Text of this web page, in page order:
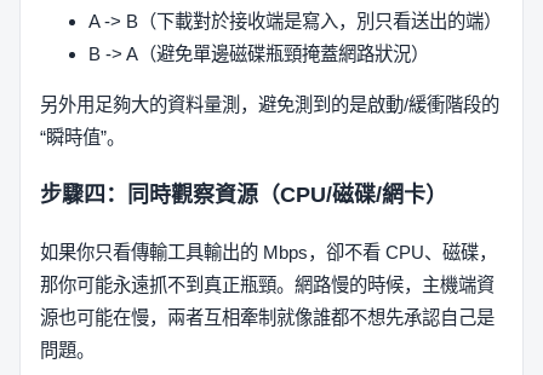
A -> B（下載對於接收端是寫入，別只看送出的端）
B -> A（避免單邊磁碟瓶頸掩蓋網路狀況）
另外用足夠大的資料量測，避免測到的是啟動/緩衝階段的
“瞬時值”。
步驟四：同時觀察資源（CPU/磁碟/網卡）
如果你只看傳輸工具輸出的 Mbps，卻不看 CPU、磁碟，
那你可能永遠抓不到真正瓶頸。網路慢的時候，主機端資
源也可能在慢，兩者互相牽制就像誰都不想先承認自己是
問題。